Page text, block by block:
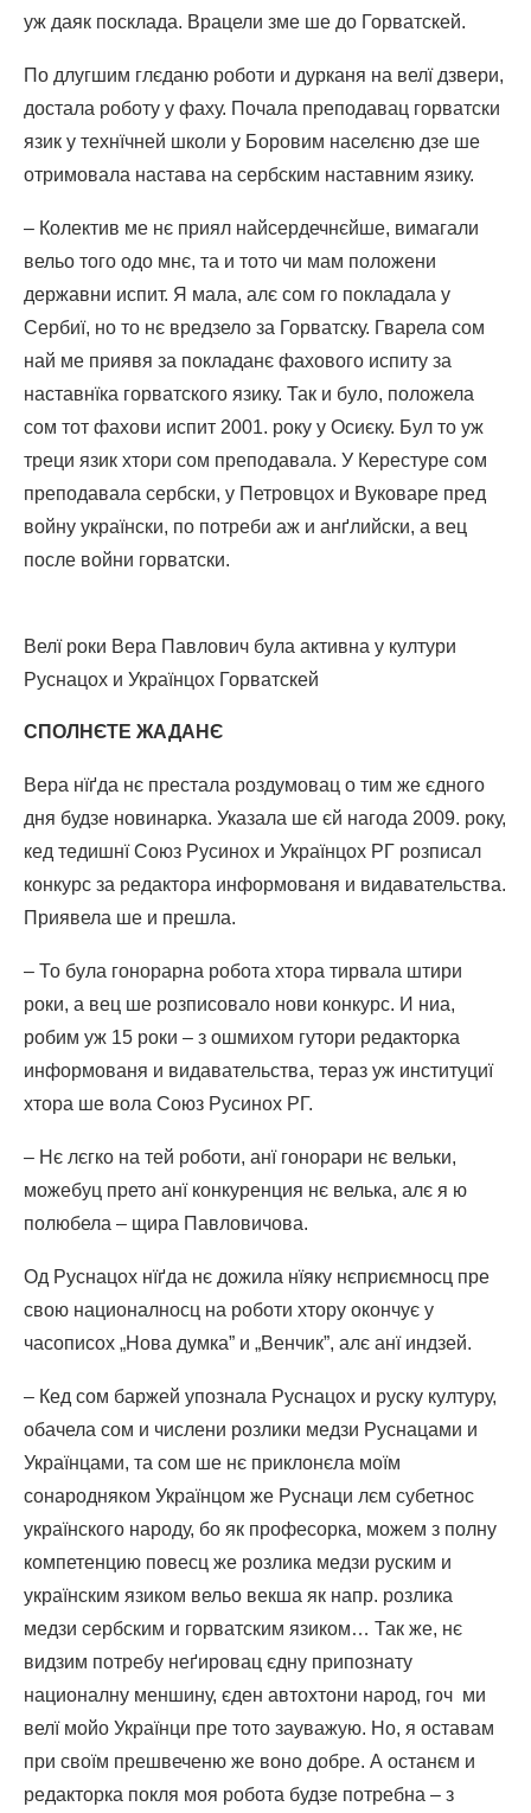
уж даяк посклада. Врацели зме ше до Горватскей.
По длугшим глєданю роботи и дурканя на велї дзвери,
достала роботу у фаху. Почала преподавац горватски
язик у технїчней школи у Боровим населєню дзе ше
отримовала настава на сербским наставним язику.
– Колектив ме нє приял найсердечнєйше, вимагали
вельо того одо мнє, та и тото чи мам положени
державни испит. Я мала, алє сом го покладала у
Сербиї, но то нє вредзело за Горватску. Гварела сом
най ме приявя за покладанє фахового испиту за
наставнїка горватского язику. Так и було, положела
сом тот фахови испит 2001. року у Осиєку. Бул то уж
треци язик хтори сом преподавала. У Керестуре сом
преподавала сербски, у Петровцох и Вуковаре пред
войну українски, по потреби аж и анґлийски, а вец
после войни горватски.
Велї роки Вера Павлович була активна у култури
Руснацох и Українцох Горватскей
СПОЛНЄТЕ ЖАДАНЄ
Вера нїґда нє престала роздумовац о тим же єдного
дня будзе новинарка. Указала ше єй нагода 2009. року,
кед тедишнї Союз Русинох и Українцох РГ розписал
конкурс за редактора информованя и видавательства.
Приявела ше и прешла.
– То була гонорарна робота хтора тирвала штири
роки, а вец ше розписовало нови конкурс. И ниа,
робим уж 15 роки – з ошмихом гутори редакторка
информованя и видавательства, тераз уж институциї
хтора ше вола Союз Русинох РГ.
– Нє лєгко на тей роботи, анї гонорари нє вельки,
можебуц прето анї конкуренция нє велька, алє я ю
полюбела – щира Павловичова.
Од Руснацох нїґда нє дожила нїяку нєприємносц пре
свою националносц на роботи хтору окончує у
часописох „Нова думка” и „Венчик”, алє анї индзей.
– Кед сом баржей упознала Руснацох и руску културу,
обачела сом и числени розлики медзи Руснацами и
Українцами, та сом ше нє приклонєла моїм
сонародняком Українцом же Руснаци лєм субетнос
українского народу, бо як професорка, можем з полну
компетенцию повесц же розлика медзи руским и
українским язиком вельо векша як напр. розлика
медзи сербским и горватским язиком… Так же, нє
видзим потребу неґировац єдну припознату
националну меншину, єден автохтони народ, гоч ми
велї мойо Українци пре тото зауважую. Но, я оставам
при своїм прешвеченю же воно добре. А останєм и
редакторка покля моя робота будзе потребна – з